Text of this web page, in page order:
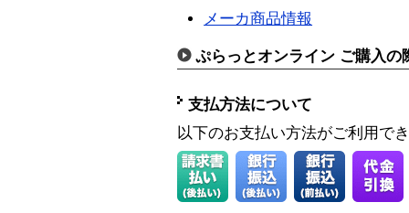
メーカ商品情報
ぷらっとオンライン ご購入の
支払方法について
以下のお支払い方法がご利用で